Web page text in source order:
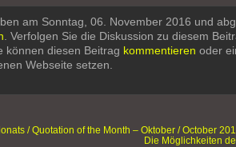
am Sonntag, 06. November 2016 und
. Verfolgen Sie die Diskussion zu diesem
können diesen Beitrag kommentieren oder
Webseite setzen.
/ Quotation of the Month – Oktober / October
Die Möglichkeiten